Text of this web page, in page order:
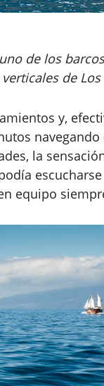
de los
de Los
y,
la
equipo